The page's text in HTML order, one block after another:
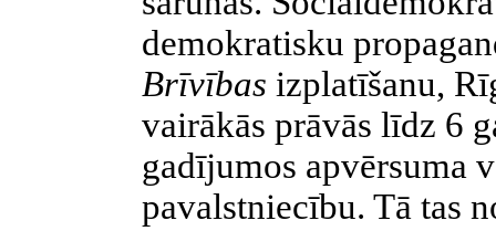
demokratisku
Brīvības izplatīšanu,
vairākās prāvās līdz 6
gadījumos apvērsuma
pavalstniecību. Tā tas